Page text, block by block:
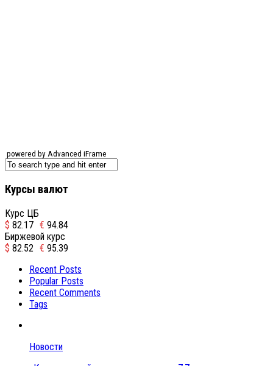
powered by Advanced iFrame
Курсы валют
Курс ЦБ
$ 82.17 € 94.84
Биржевой курс
$ 82.52 € 95.39
Recent Posts
Popular Posts
Recent Comments
Tags
Новости